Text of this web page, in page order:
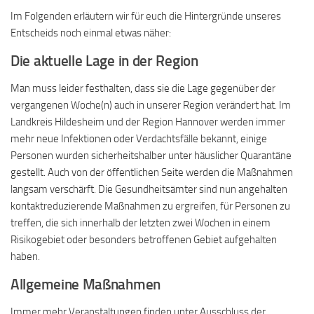
Im Folgenden erläutern wir für euch die Hintergründe unseres
Entscheids noch einmal etwas näher:
Die aktuelle Lage in der Region
Man muss leider festhalten, dass sie die Lage gegenüber der
vergangenen Woche(n) auch in unserer Region verändert hat. Im
Landkreis Hildesheim und der Region Hannover werden immer
mehr neue Infektionen oder Verdachtsfälle bekannt, einige
Personen wurden sicherheitshalber unter häuslicher Quarantäne
gestellt. Auch von der öffentlichen Seite werden die Maßnahmen
langsam verschärft. Die Gesundheitsämter sind nun angehalten
kontaktreduzierende Maßnahmen zu ergreifen, für Personen zu
treffen, die sich innerhalb der letzten zwei Wochen in einem
Risikogebiet oder besonders betroffenen Gebiet aufgehalten
haben.
Allgemeine Maßnahmen